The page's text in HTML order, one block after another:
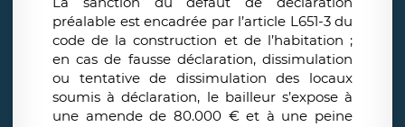
préalable est encadrée par l’article L651-3 du
code de la construction et de l’habitation ;
en cas de fausse déclaration, dissimulation
ou tentative de dissimulation des locaux
soumis à déclaration, le bailleur s’expose à
une amende de 80.000 € et à une peine